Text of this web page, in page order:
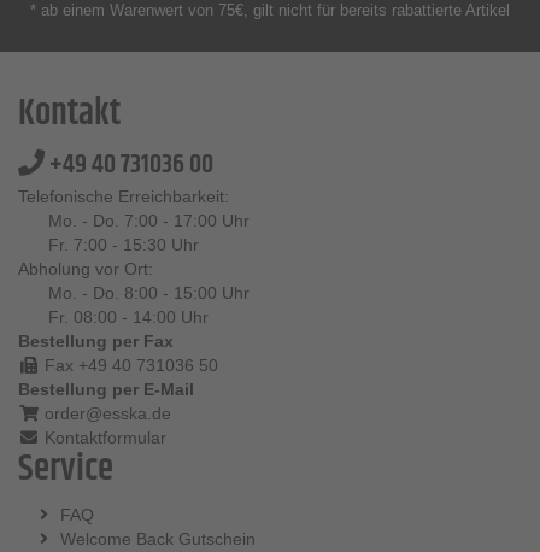
* ab einem Warenwert von 75€, gilt nicht für bereits rabattierte Artikel
Kontakt
+49 40 731036 00
Telefonische Erreichbarkeit:
Mo. - Do. 7:00 - 17:00 Uhr
Fr. 7:00 - 15:30 Uhr
Abholung vor Ort:
Mo. - Do. 8:00 - 15:00 Uhr
Fr. 08:00 - 14:00 Uhr
Bestellung per Fax
Fax +49 40 731036 50
Bestellung per E-Mail
order@esska.de
Kontaktformular
Service
FAQ
Welcome Back Gutschein